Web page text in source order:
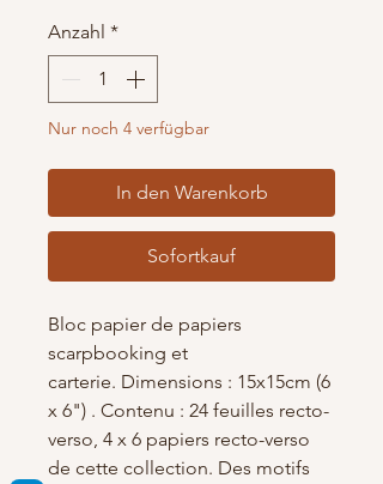
Anzahl *
Nur noch 4 verfügbar
In den Warenkorb
Sofortkauf
Bloc papier de papiers
scarpbooking et
carterie. Dimensions : 15x15cm (6
x 6") . Contenu : 24 feuilles recto-
verso, 4 x 6 papiers recto-verso
de cette collection. Des motifs